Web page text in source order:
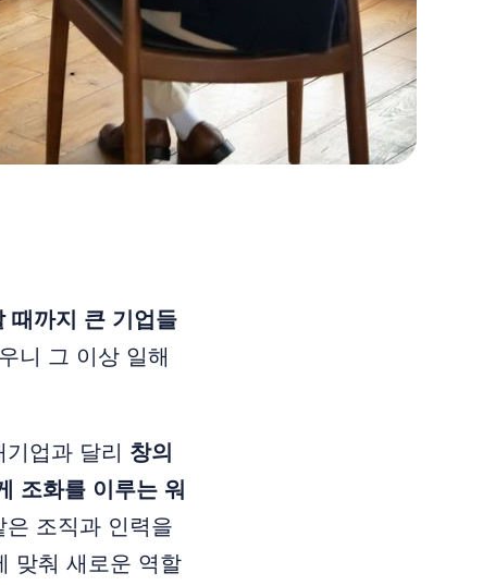
때까지 큰 기업들
니 그 이상 일해
업과 달리 창의
조화를 이루는 워
조직과 인력을
맞춰 새로운 역할